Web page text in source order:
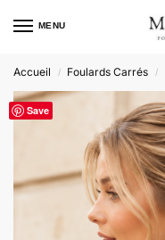
MENU
Accueil / Foulards Carrés /
Save